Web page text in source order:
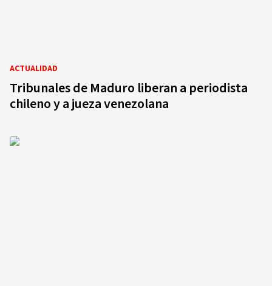
ACTUALIDAD
Tribunales de Maduro liberan a periodista
chileno y a jueza venezolana